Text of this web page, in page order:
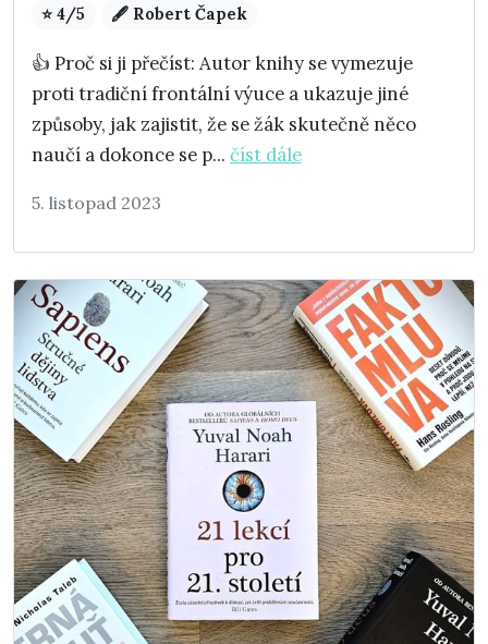
⭐ 4/5 🖋️ Robert Čapek
👍 Proč si ji přečíst: Autor knihy se vymezuje
proti tradiční frontální výuce a ukazuje jiné
způsoby, jak zajistit, že se žák skutečně něco
naučí a dokonce se p... číst dále
5. listopad 2023